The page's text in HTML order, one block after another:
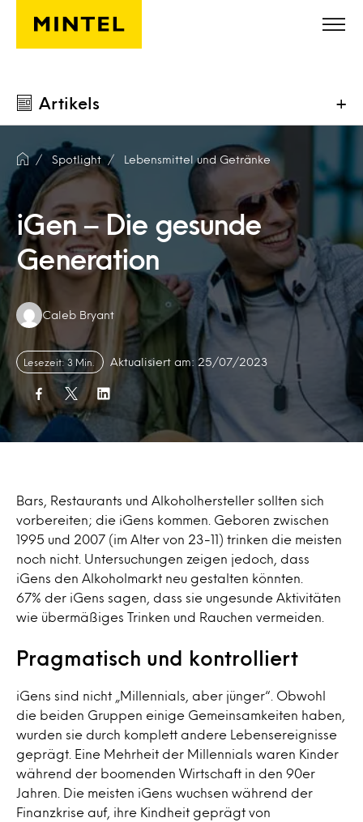
Skip to main content
Artikels +
Spotlight Lebensmittel und Getränke
iGen – Die gesunde
Generation
Authors:
Caleb Bryant
Lesezeit: 3 Min. Aktualisiert am: 25/07/2023
Bars, Restaurants und Alkoholhersteller sollten sich
vorbereiten; die iGens kommen. Geboren zwischen
1995 und 2007 (im Alter von 23-11) trinken die meisten
noch nicht. Untersuchungen zeigen jedoch, dass
iGens den Alkoholmarkt neu gestalten könnten.
67% der iGens sagen, dass sie ungesunde Aktivitäten
wie übermäßiges Trinken und Rauchen vermeiden.
Pragmatisch und kontrolliert
iGens sind nicht „Millennials, aber jünger“. Obwohl
die beiden Gruppen einige Gemeinsamkeiten haben,
wurden sie durch komplett andere Lebensereignisse
geprägt. Eine Mehrheit der Millennials waren Kinder
während der boomenden Wirtschaft in den 90er
Jahren. Die meisten iGens wuchsen während der
Finanzkrise auf, ihre Kindheit geprägt von